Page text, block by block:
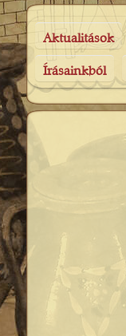
Aktualitások
Írásainkból